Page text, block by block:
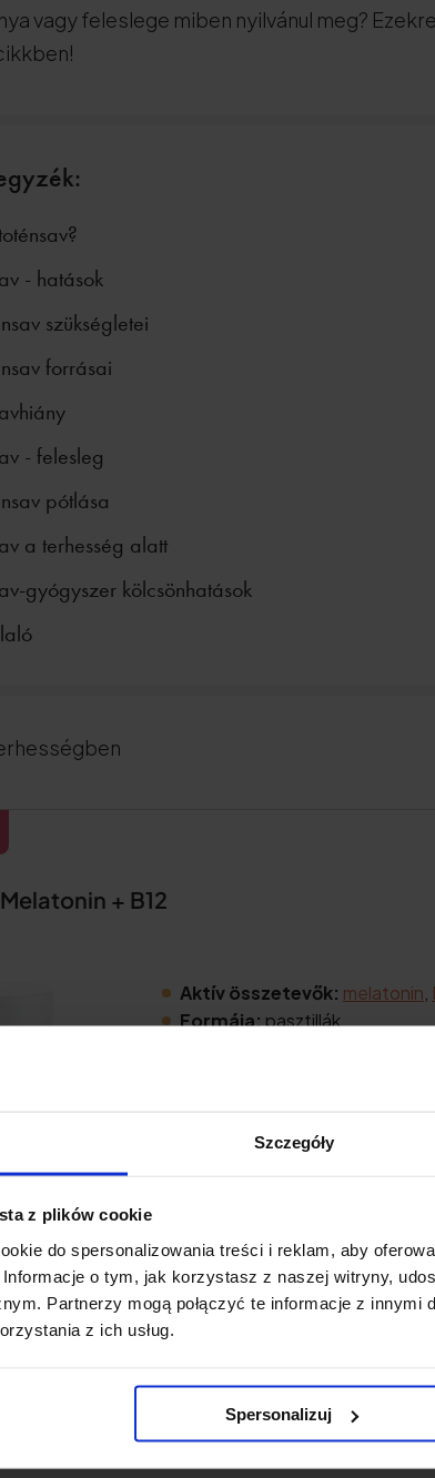
Szczegóły
z plików cookie
do spersonalizowania treści i reklam, aby
o tym, jak korzystasz z naszej witryny,
Partnerzy mogą połączyć te informacje z innymi
z ich usług.
Spersonalizuj
vagy feleslege miben nyilvánul meg?
- hatások
szükségletei
forrásai
- felesleg
pótlása
a terhesség alatt
gyógyszer kölcsönhatások
+ B12
Aktív összetevők: melatonin
Formája:pasztillák